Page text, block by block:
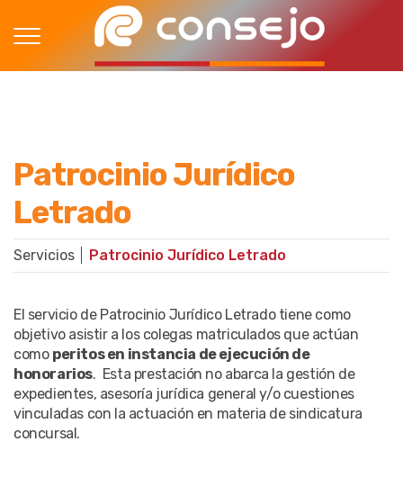
Patrocinio Jurídico
Letrado
Servicios Patrocinio Jurídico Letrado
El servicio de Patrocinio Jurídico Letrado tiene como
objetivo asistir a los colegas matriculados que actúan
como peritos en instancia de ejecución de
honorarios. Esta prestación no abarca la gestión de
expedientes, asesoría jurídica general y/o cuestiones
vinculadas con la actuación en materia de sindicatura
concursal.